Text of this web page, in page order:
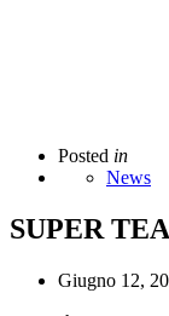
Posted in
News
SUPER
Giugno 12,